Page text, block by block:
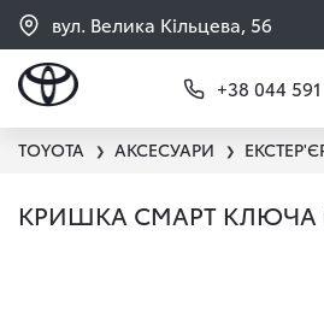
вул. Велика Кільцева, 56
+38 044
TOYOTA ❯ АКСЕСУАРИ ❯
КРИШКА СМАРТ КЛЮЧА